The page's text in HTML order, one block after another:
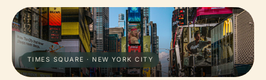
TIMES SQUARE · NEW YORK CITY